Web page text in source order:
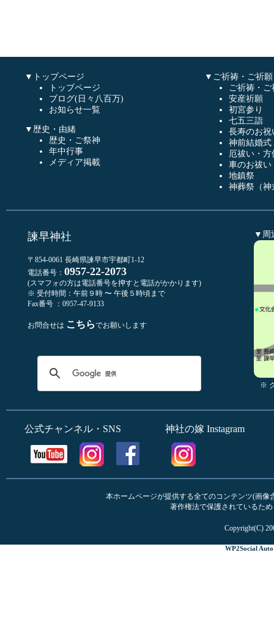
▼トップページ
トップページ
ブログ(日々八百万)
お知らせ一覧
▼歴史・由緒
歴史・ご祭神
年中行事
メディア掲載
▼ご祈祷・ご祈願
ご祈祷・
安産祈願
初宮参り
七五三詣
長寿のお祝
神前結婚式
厄祓い・方
車のお祓い
地鎮祭
神葬祭（神
諫早神社
〒854-0061 長崎県諫早市宇都町1-12
電話番号： 0957-22-2073
(スマフォの方は電話番号を押すと電話がかかります)
※ 受付時間：午前９時 〜 午後５時頃まで
Fax番号 ：0957-47-9133
お問合せは こちらでお願いします
▼周
※
公式チャンネル・SNS 神社の嫁 Instagram
本ホームページが提供する全てのコンテンツ(画
著作権法で保護されているた
Copyright(C)
WP2Social